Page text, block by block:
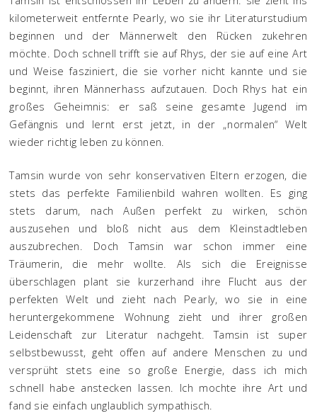
kilometerweit entfernte Pearly, wo sie ihr Literaturstudium
beginnen und der Männerwelt den Rücken zukehren
möchte. Doch schnell trifft sie auf Rhys, der sie auf eine Art
und Weise fasziniert, die sie vorher nicht kannte und sie
beginnt, ihren Männerhass aufzutauen. Doch Rhys hat ein
großes Geheimnis: er saß seine gesamte Jugend im
Gefängnis und lernt erst jetzt, in der „normalen“ Welt
wieder richtig leben zu können.
Tamsin wurde von sehr konservativen Eltern erzogen, die
stets das perfekte Familienbild wahren wollten. Es ging
stets darum, nach Außen perfekt zu wirken, schön
auszusehen und bloß nicht aus dem Kleinstadtleben
auszubrechen. Doch Tamsin war schon immer eine
Träumerin, die mehr wollte. Als sich die Ereignisse
überschlagen plant sie kurzerhand ihre Flucht aus der
perfekten Welt und zieht nach Pearly, wo sie in eine
heruntergekommene Wohnung zieht und ihrer großen
Leidenschaft zur Literatur nachgeht. Tamsin ist super
selbstbewusst, geht offen auf andere Menschen zu und
versprüht stets eine so große Energie, dass ich mich
schnell habe anstecken lassen. Ich mochte ihre Art und
fand sie einfach unglaublich sympathisch.